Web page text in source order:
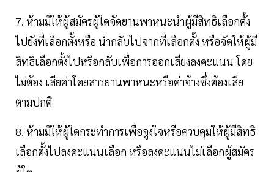
7. ห้ามมิให้ผู้สมัครผู้ใดจัดยานพาหนะนําผู้มีสิทธิเลือกตั้ง
ไปยังที่เลือกตั้งหรือ นํากลับไปจากที่เลือกตั้ง หรือจัดให้ผู้มี
สิทธิเลือกตั้งไปหรือกลับเพื่อการออกเสียงลงคะแนน โดย
ไม่ต้อง เสียค่าโดยสารยานพาหนะหรือค่าจ้างซึ่งต้องเสีย
ตามปกติ
8. ห้ามมิให้ผู้ใดกระทําการเพื่อจูงใจหรือควบคุมให้ผู้มีสิทธิ
เลือกตั้งไปลงคะแนนเลือก หรือลงคะแนนไม่เลือกผู้สมัคร